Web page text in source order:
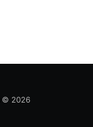
© 2026